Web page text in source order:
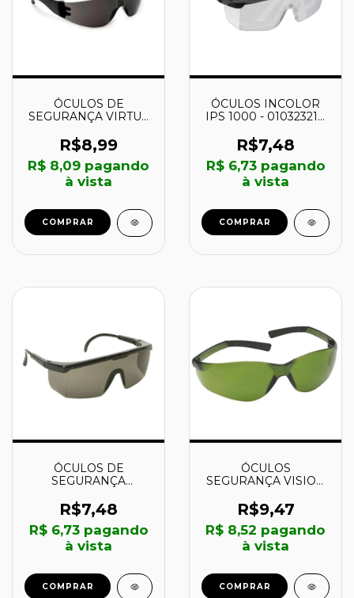
ÓCULOS DE
SEGURANÇA VIRTUA
TRATAMENTO
ANTIRRISCO -
HB004217467 - 3M
R$8,99
R$ 8,09 pagando
à vista
COMPRAR
ÓCULOS INCOLOR
IPS 1000 - 010323210
R$7,48
R$ 6,73pagando
à vista
COMPRAR
ÓCULOS DE
SEGURANÇA
CINZA - 12228812 -
CARBOGRAFITE
R$7,48
R$ 6,73pagando
à vista
COMPRAR
ÓCULOS
SEGURANÇA VISION
- 3M
R$9,47
R$ 8,52 pagando
à vista
COMPRAR